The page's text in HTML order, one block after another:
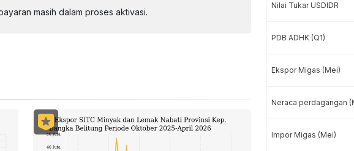
masih dalam proses aktivasi.
Nilai Tukar USDIDR
PDB ADHK (Q1)
Ekspor Migas (Mei)
Neraca perdagangan
Impor Migas (Mei)